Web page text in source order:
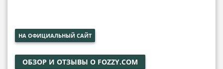
НА ОФИЦИАЛЬНЫЙ САЙТ
ОБЗОР И ОТЗЫВЫ О FOZZY.COM